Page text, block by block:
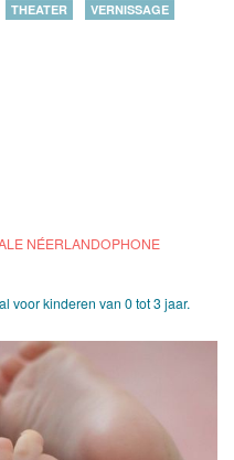
THEATER
VERNISSAGE
NÉERLANDOPHONE
voor kinderen van 0 tot 3 jaar.